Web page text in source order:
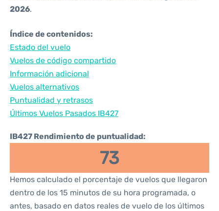
2026.
Índice de contenidos:
Estado del vuelo
Vuelos de código compartido
Información adicional
Vuelos alternativos
Puntualidad y retrasos
Últimos Vuelos Pasados IB427
IB427 Rendimiento de puntualidad:
73
Hemos calculado el porcentaje de vuelos que llegaron
dentro de los 15 minutos de su hora programada, o
antes, basado en datos reales de vuelo de los últimos